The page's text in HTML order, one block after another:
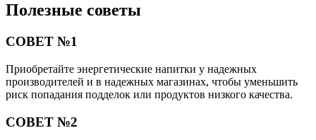
Полезные советы
СОВЕТ №1
Приобретайте энергетические напитки у надежных
производителей и в надежных магазинах, чтобы уменьшить
риск попадания подделок или продуктов низкого качества.
СОВЕТ №2